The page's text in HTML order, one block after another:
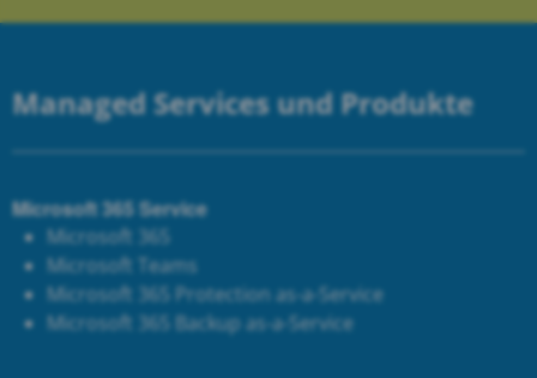
Managed Services und Produkte
Microsoft 365 Service
Microsoft 365
Microsoft Teams
Microsoft 365 Protection as-a-Service
Microsoft 365 Backup as-a-Service